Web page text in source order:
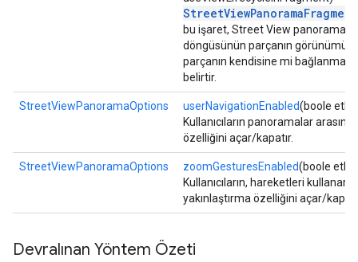
StreetViewPanoramaFragment
bu işaret, Street View
döngüsünün parçanın
parçanın kendisine mi
belirtir.
StreetViewPanoramaOptions userNavigationEnabled(boole
Kullanıcıların panoramalar
özelliğini açar/kapatır.
StreetViewPanoramaOptions zoomGesturesEnabled(boole
Kullanıcıların, hareketleri
yakınlaştırma özelliğini açar/
Devralınan Yöntem Özeti